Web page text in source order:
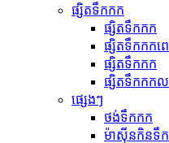
ផ្សិតទឹកកក
ផ្សិតទឹកកក
ផ្សិតទឹកកកពេ
ផ្សិតទឹកកក
ផ្សិតទឹកកកល
ផ្សេងៗ
ថង់ទឹកកក
ម៉ាស៊ីនកិនទឹ